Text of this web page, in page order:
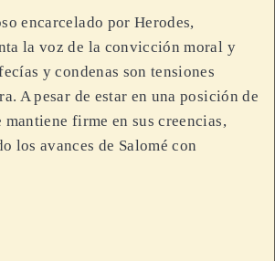
encarcelado por Herodes,
la voz de la convicción moral y
y condenas son tensiones
A pesar de estar en una posición de
firme en sus creencias,
los avances de Salomé con